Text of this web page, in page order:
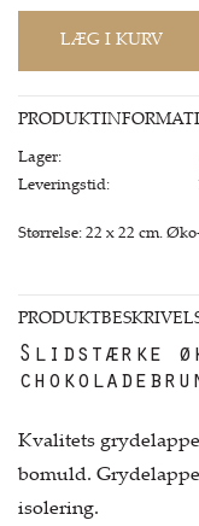
Lager:
Leveringstid:
Størrelse: 22 x 22 cm.
Slidstærke
Kvalitets
bomuld.
isolering.